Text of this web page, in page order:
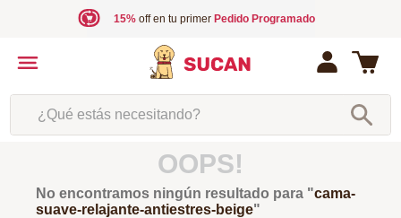
15%off en tu primer Pedido Programado
¿Qué estás necesitando?
OOPS!
No encontramos ningún resultado para "cama-
suave-relajante-antiestres-beige"